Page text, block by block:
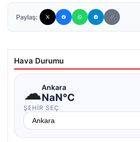
Paylaş:
Hava Durumu
☁Ankara
NaN°C
ŞEHIR SEÇ